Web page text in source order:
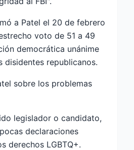
a Patel el 20 de febrero
voto de 51 a 49
democrática unánime
disidentes republicanos.
sobre los problemas
legislador o candidato,
declaraciones
derechos LGBTQ+.